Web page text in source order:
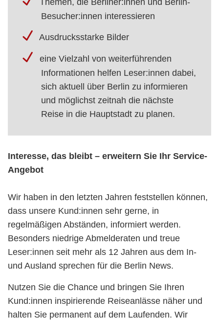
Besucher:innen interessieren
Ausdrucksstarke Bilder
eine Vielzahl von weiterführenden
Informationen helfen Leser:innen dabei,
sich aktuell über Berlin zu informieren
und möglichst zeitnah die nächste
Reise in die Hauptstadt zu planen.
Interesse, das bleibt – erweitern Sie Ihr Service-
Angebot
Wir haben in den letzten Jahren feststellen können,
dass unsere Kund:innen sehr gerne, in
regelmäßigen Abständen, informiert werden.
Besonders niedrige Abmelderaten und treue
Leser:innen seit mehr als 12 Jahren aus dem In-
und Ausland sprechen für die Berlin News.
Nutzen Sie die Chance und bringen Sie Ihren
Kund:innen inspirierende Reiseanlässe näher und
halten Sie permanent auf dem Laufenden. Wir